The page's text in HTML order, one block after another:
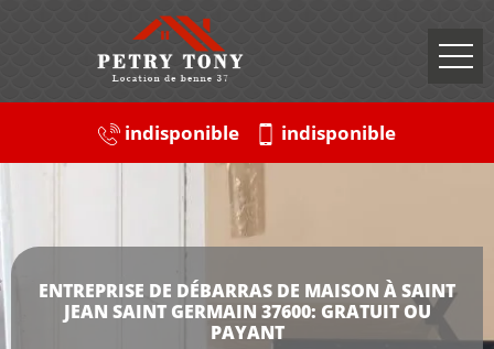
indisponible indisponible
ENTREPRISE DE DÉBARRAS DE MAISON À SAINT
JEAN SAINT GERMAIN 37600: GRATUIT OU
PAYANT